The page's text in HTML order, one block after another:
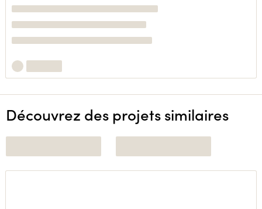
Découvrez des projets similaires